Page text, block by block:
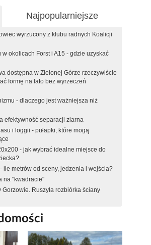
Najpopularniejsze
wyrzucony z klubu radnych Koalicji
okolicach Forst i A15 - gdzie uzyskać
dostępna w Zielonej Górze rzeczywiście
formę na lato bez wyrzeczeń
- dlaczego jest ważniejsza niż
efektywność separacji ziarna
i loggii - pułapki, które mogą
- jak wybrać idealne miejsce do
ile metrów od sceny, jedzenia i wejścia?
na "kwadracie"
Ruszyła rozbiórka ściany